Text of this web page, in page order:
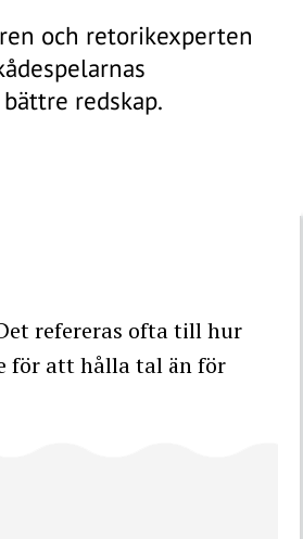
och retorikexperten
redskap.
refereras ofta till hur
för att hålla tal än för